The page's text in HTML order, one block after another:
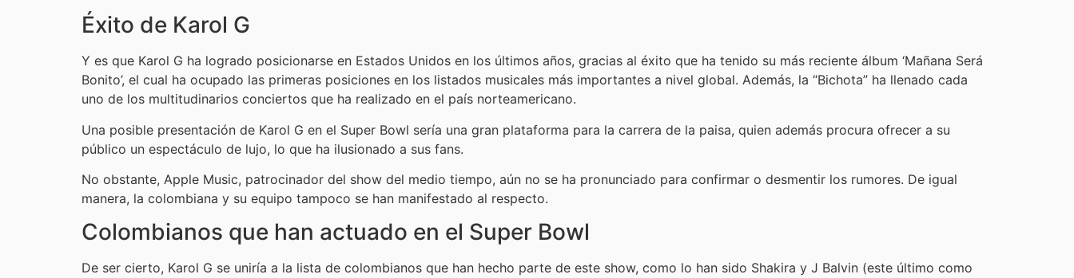
Éxito de Karol G
Y es que Karol G ha logrado posicionarse en Estados Unidos en los últimos años, gracias al éxito que ha tenido su más reciente álbum ‘Mañana Será
Bonito’, el cual ha ocupado las primeras posiciones en los listados musicales más importantes a nivel global. Además, la “Bichota” ha llenado cada
uno de los multitudinarios conciertos que ha realizado en el país norteamericano.
Una posible presentación de Karol G en el Super Bowl sería una gran plataforma para la carrera de la paisa, quien además procura ofrecer a su
público un espectáculo de lujo, lo que ha ilusionado a sus fans.
No obstante, Apple Music, patrocinador del show del medio tiempo, aún no se ha pronunciado para confirmar o desmentir los rumores. De igual
manera, la colombiana y su equipo tampoco se han manifestado al respecto.
Colombianos que han actuado en el Super Bowl
De ser cierto, Karol G se uniría a la lista de colombianos que han hecho parte de este show, como lo han sido Shakira y J Balvin (este último como